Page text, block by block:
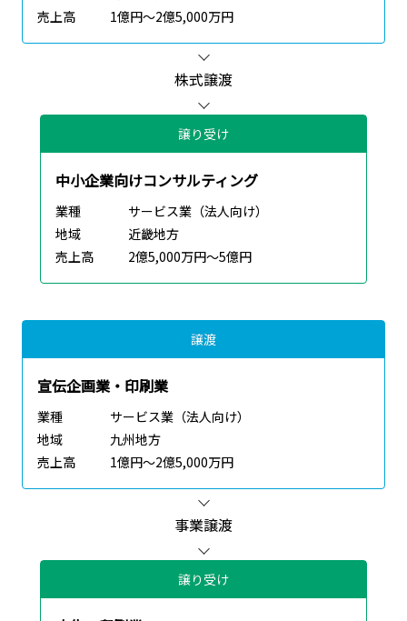
売上高
1億円～2億5,000万円
株式譲渡
譲り受け
中小企業向けコンサルティング
業種
サービス業（法人向け）
地域
近畿地方
売上高
2億5,000万円～5億円
譲渡
宣伝企画業・印刷業
業種
サービス業（法人向け）
地域
九州地方
売上高
1億円～2億5,000万円
事業譲渡
譲り受け